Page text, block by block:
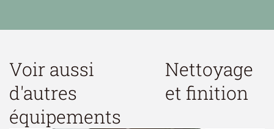
Voir aussi
d'autres
équipements
Nettoyage
et finition